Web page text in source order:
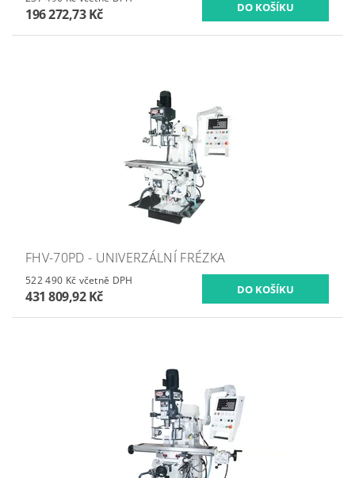
196 272,73 Kč
FHV-70PD - UNIVERZÁLNÍ FRÉZKA
522 490 Kč včetně DPH
431 809,92 Kč